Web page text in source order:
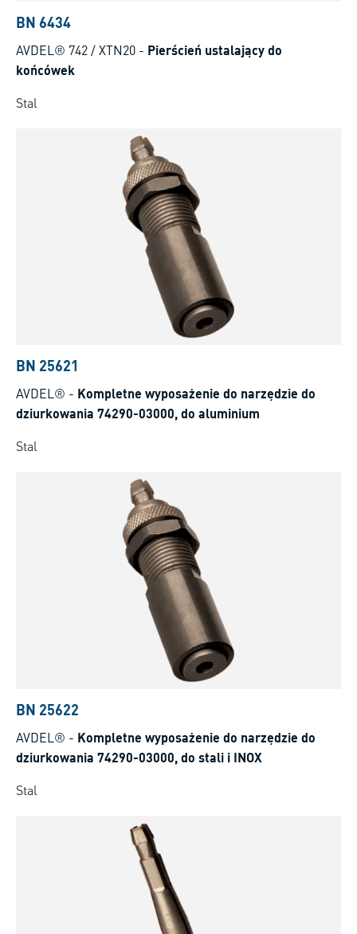
BN 6434
AVDEL® 742 / XTN20 - Pierścień ustalający do
końcówek
Stal
BN 25621
AVDEL® - Kompletne wyposażenie do narzędzie do
dziurkowania 74290-03000, do aluminium
Stal
BN 25622
AVDEL® - Kompletne wyposażenie do narzędzie do
dziurkowania 74290-03000, do stali i INOX
Stal